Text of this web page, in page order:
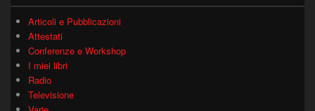
Articoli e Pubblicazioni
Attestati
Conferenze e Workshop
I miei libri
Radio
Televisione